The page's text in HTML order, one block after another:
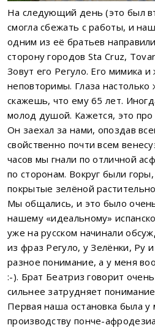
На следующий день (это был
смогла сбежать с работы, и
одним из её братьев
сторону городов Sta Cruz,
Зовут его Регуло. Его мимика
неповторимы. Глаза
скажешь, что ему 65 лет.
молод душой. Кажется, это про
Он заехал за нами, опоздав
свойственно почти всем
часов мы гнали по отличной
по сторонам. Вокруг были
покрытые зелёной
Мы общались, и это было
нашему «идеальному»
уже на русском начинали
из фраз Регуло, у Зелёнки, Ру
разное понимание, а у меня
:-). Брат Беатриз говорит
сильнее затрудняет
Первая наша остановка была у
производству понче-